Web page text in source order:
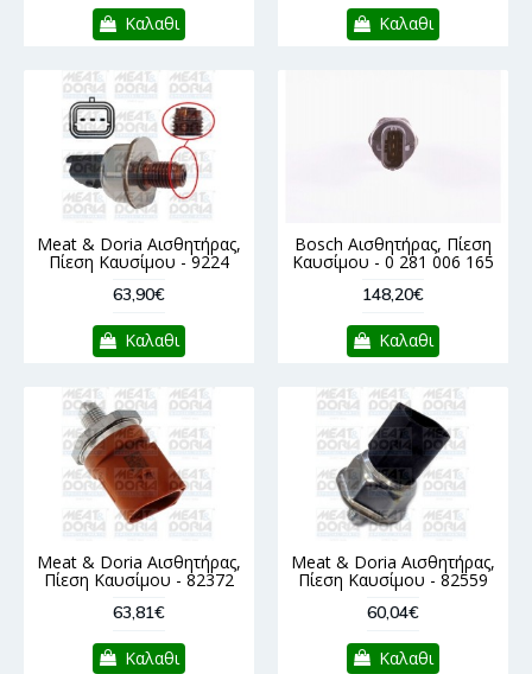
Καλαθι Καλαθι
Meat & Doria Αισθητήρας,
Πίεση Καυσίμου - 9224
63,90€
Καλαθι
Bosch Αισθητήρας, Πίεση
Καυσίμου - 0 281 006 165
148,20€
Καλαθι
Meat & Doria Αισθητήρας,
Πίεση Καυσίμου - 82372
63,81€
Καλαθι
Meat & Doria Αισθητήρας,
Πίεση Καυσίμου - 82559
60,04€
Καλαθι